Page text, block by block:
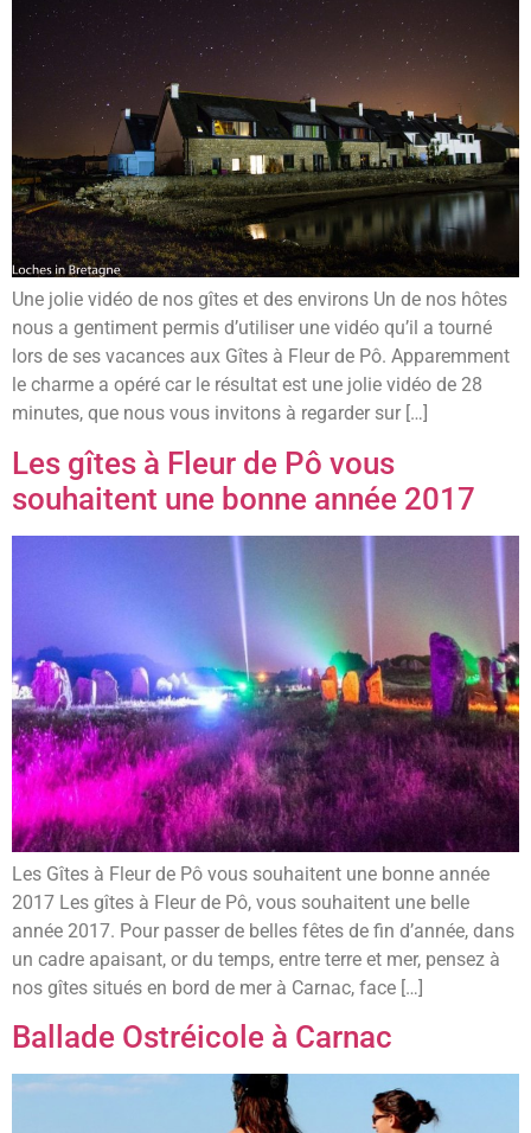
Une jolie vidéo de nos gîtes et des environs Un de nos hôtes
nous a gentiment permis d’utiliser une vidéo qu’il a tourné
lors de ses vacances aux Gîtes à Fleur de Pô. Apparemment
le charme a opéré car le résultat est une jolie vidéo de 28
minutes, que nous vous invitons à regarder sur […]
Les gîtes à Fleur de Pô vous
souhaitent une bonne année 2017
Les Gîtes à Fleur de Pô vous souhaitent une bonne année
2017 Les gîtes à Fleur de Pô, vous souhaitent une belle
année 2017. Pour passer de belles fêtes de fin d’année, dans
un cadre apaisant, or du temps, entre terre et mer, pensez à
nos gîtes situés en bord de mer à Carnac, face […]
Ballade Ostréicole à Carnac